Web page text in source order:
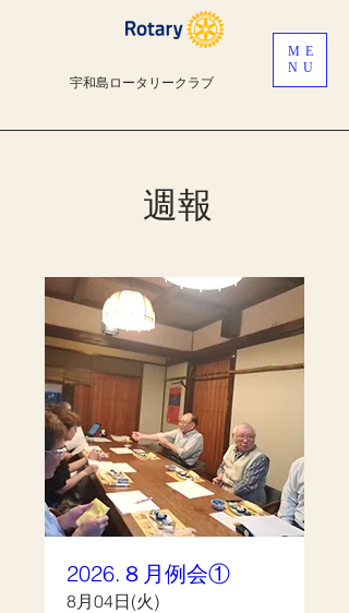
宇和島ロータリークラブ
ME
NU
週報
2026.８月例会①
8月04日(火)